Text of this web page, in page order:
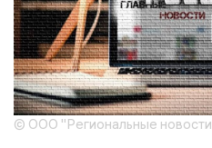
© ООО "Региональные